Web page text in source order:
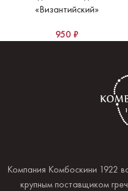
«Византийский»
950 ₽
Компания Комбоскини 1922
крупным поставщиком